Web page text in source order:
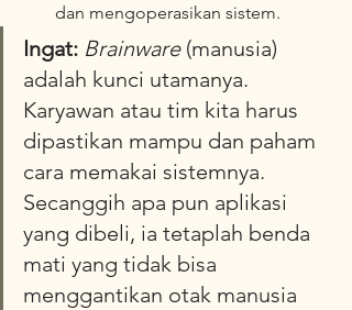
dan mengoperasikan sistem.
Ingat: Brainware (manusia)
adalah kunci utamanya.
Karyawan atau tim kita harus
dipastikan mampu dan paham
cara memakai sistemnya.
Secanggih apa pun aplikasi
yang dibeli, ia tetaplah benda
mati yang tidak bisa
menggantikan otak manusia